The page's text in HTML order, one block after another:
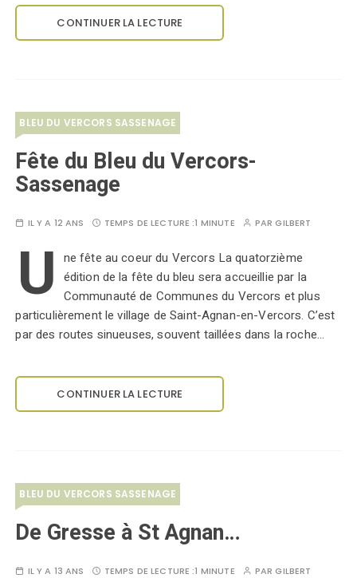
CONTINUER LA LECTURE
BLEU DU VERCORS SASSENAGE
Fête du Bleu du Vercors-
Sassenage
IL Y A 12 ANS TEMPS DE LECTURE :1 MINUTE PARGILBERT
U ne fête au coeur du Vercors La quatorzième
édition de la fête du bleu sera accueillie par la
Communauté de Communes du Vercors et plus
particulièrement le village de Saint-Agnan-en-Vercors. C’est
par des routes sinueuses, souvent taillées dans la roche…
CONTINUER LA LECTURE
BLEU DU VERCORS SASSENAGE
De Gresse à St Agnan…
IL Y A 13 ANS TEMPS DE LECTURE :1 MINUTE PARGILBERT